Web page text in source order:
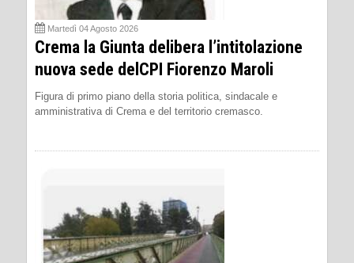
Martedì 04 Agosto 2026
Crema la Giunta delibera l’intitolazione
nuova sede delCPI Fiorenzo Maroli
Figura di primo piano della storia politica, sindacale e
amministrativa di Crema e del territorio cremasco.